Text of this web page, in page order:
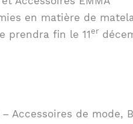
en matière de
prendra fin le 11er
Accessoires de mode,